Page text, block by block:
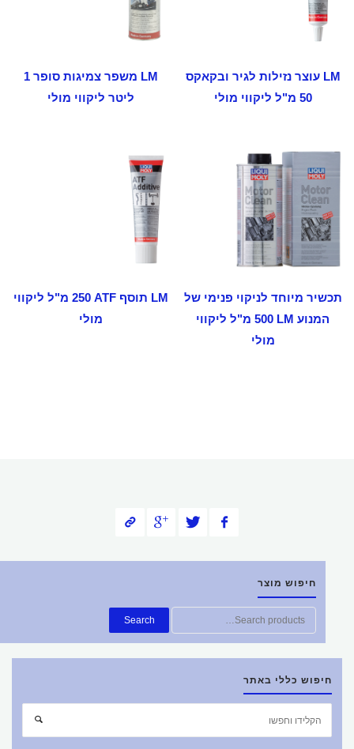
LM עוצר נזילות לגיר ובקאקס
50 מ"ל ליקווי מולי
LM משפר צמיגות סופר 1
ליטר ליקווי מולי
תכשיר מיוחד לניקוי פנימי של
המנוע ‏LM ‏500 מ"ל ליקווי
מולי
LM תוסף ‏ATF ‏250 מ"ל ליקווי
מולי
חיפוש מוצר
חפש
את:
Search
חיפוש כללי באתר
חיפוש